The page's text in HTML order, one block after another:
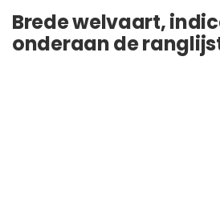
Brede welvaart,
onderaan de